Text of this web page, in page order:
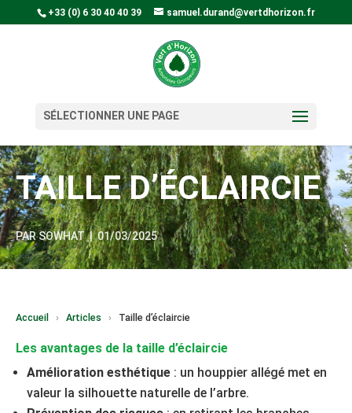
+33 (0) 6 30 40 40 39 samuel.durand@vertdhorizon.fr
SÉLECTIONNER UNE PAGE
TAILLE D’ÉCLAIRCIE
PARSOWHAT |01/03/2025
Accueil › Articles › Taille d’éclaircie
Les avantages de la taille d’éclaircie
Amélioration esthétique : un houppier allégé met en
valeur la silhouette naturelle de l’arbre.